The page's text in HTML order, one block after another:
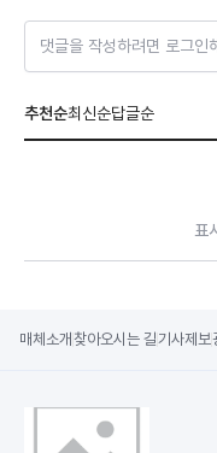
댓글을 작성하려면 로그인
추천순최신순답글순
표
매체소개 찾아오시는 길기사제보